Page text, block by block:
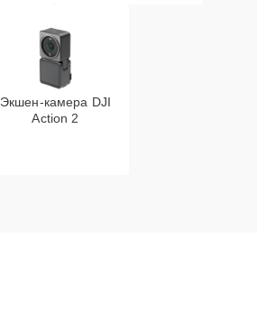
Экшен-камера DJI
Action 2